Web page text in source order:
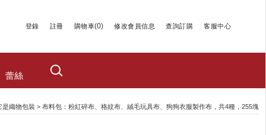
登錄 註冊 購物車(0) 修改會員信息 查詢訂購 客服中心
蕾絲
是織物包裝 > 布料包：粉紅碎布、格紋布、絨毛玩具布、狗狗衣服製作布，共4種，255塊